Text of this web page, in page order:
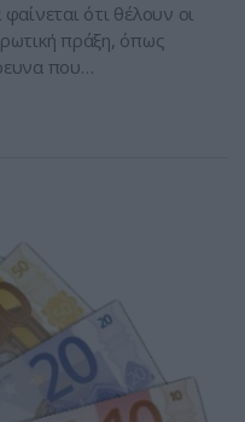
ότι θέλουν οι
πράξη, όπως
που
να δώσει ένας